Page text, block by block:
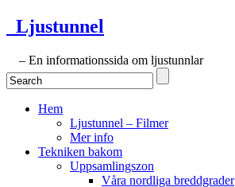
Ljustunnel
– En informationssida om ljustunnlar
Hem
Ljustunnel – Filmer
Mer info
Tekniken bakom
Uppsamlingszon
Våra nordliga breddgrader